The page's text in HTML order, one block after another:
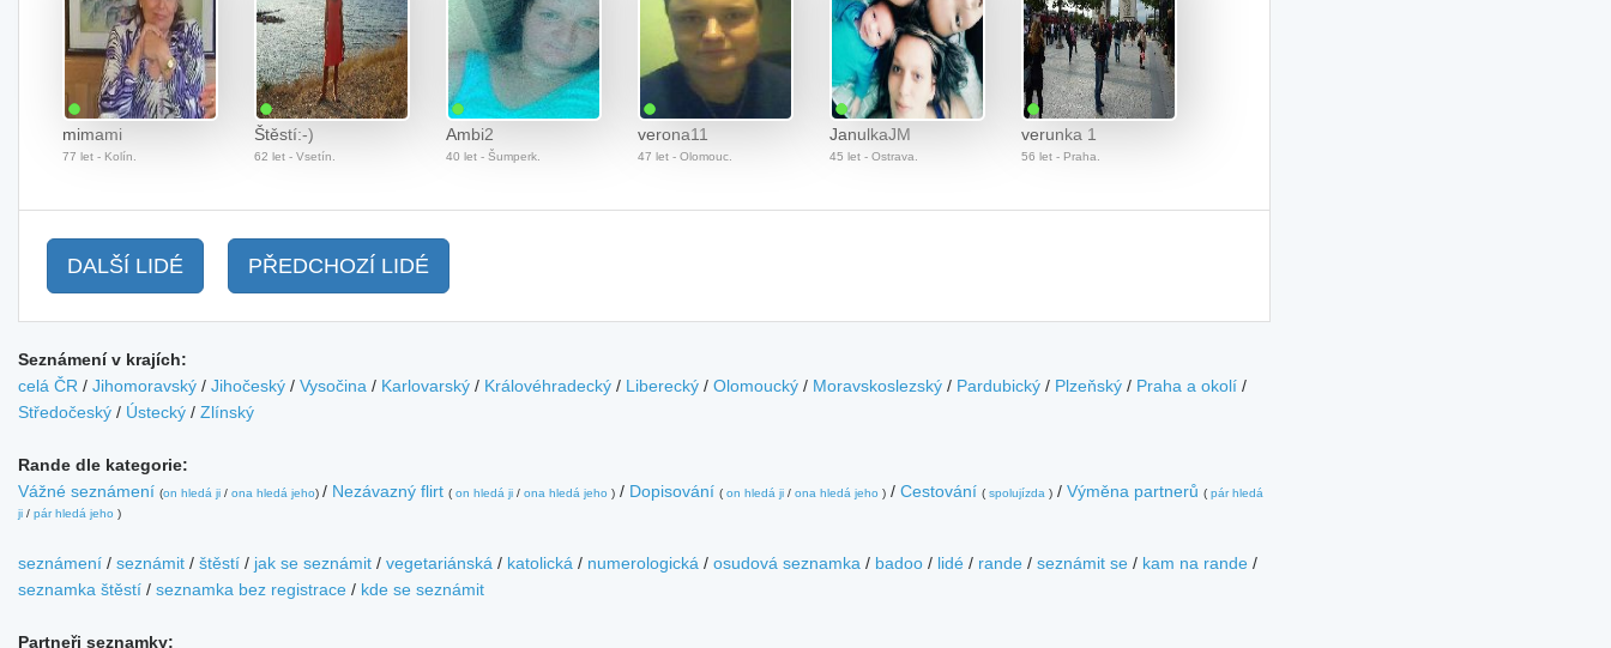
mimami
77 let - Kolín.
Štěstí:-)
62 let - Vsetín.
Ambi2
40 let - Šumperk.
verona11
47 let - Olomouc.
JanulkaJM
45 let - Ostrava.
verunka 1
56 let - Praha.
DALŠÍ LIDÉ PŘEDCHOZÍ LIDÉ
Seznámení v krajích:
celá ČR / Jihomoravský / Jihočeský / Vysočina / Karlovarský / Královéhradecký / Liberecký / Olomoucký / Moravskoslezský / Pardubický / Plzeňský / Praha a okolí /
Středočeský / Ústecký / Zlínský
Rande dle kategorie:
Vážné seznámení (on hledá ji / ona hledá jeho) / Nezávazný flirt ( on hledá ji / ona hledá jeho ) / Dopisování ( on hledá ji / ona hledá jeho ) / Cestování ( spolujízda ) / Výměna partnerů ( pár hledá
ji / pár hledá jeho )
seznámení / seznámit / štěstí / jak se seznámit / vegetariánská / katolická / numerologická / osudová seznamka / badoo / lidé / rande / seznámit se / kam na rande /
seznamka štěstí / seznamka bez registrace / kde se seznámit
Partneři seznamky: